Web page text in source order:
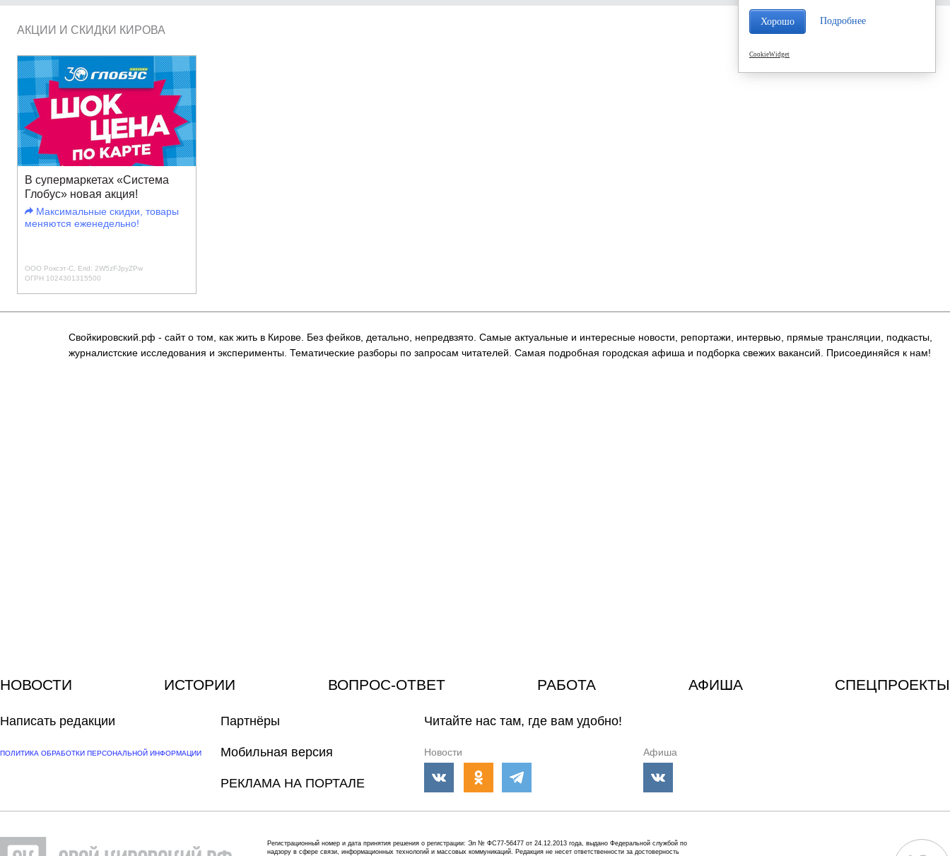
АКЦИИ И СКИДКИ КИРОВА
В супермаркетах «Система
Глобус» новая акция!
Максимальные скидки, товары
меняются еженедельно!
ООО Роксэт-С, Erid: 2W5zFJpyZPw
ОГРН 1024301315500
Свойкировский.рф - сайт о том, как жить в Кирове. Без фейков, детально, непредвзято. Самые актуальные и интересные новости, репортажи, интервью, прямые трансляции, подкасты,
журналистские исследования и эксперименты. Тематические разборы по запросам читателей. Самая подробная городская афиша и подборка свежих вакансий. Присоединяйся к нам!
НОВОСТИ ИСТОРИИ ВОПРОС-ОТВЕТ РАБОТА АФИША СПЕЦПРОЕКТЫ
Написать редакции
ПОЛИТИКА ОБРАБОТКИ ПЕРСОНАЛЬНОЙ ИНФОРМАЦИИ
Партнёры
Мобильная версия
РЕКЛАМА НА ПОРТАЛЕ
Читайте нас там, где вам удобно!
Новости Афиша
Регистрационный номер и дата принятия решения о регистрации: Эл № ФС77-56477 от 24.12.2013 года, выдано Федеральной службой по
надзору в сфере связи, информационных технологий и массовых коммуникаций. Редакция не несет ответственности за достоверность
Хорошо Подробнее
CookieWidget